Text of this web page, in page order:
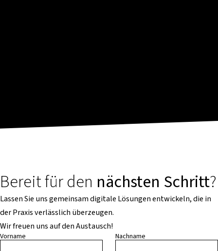
Bereit für den nächsten Schritt?
Lassen Sie uns gemeinsam digitale Lösungen entwickeln, die in
der Praxis verlässlich überzeugen.
Wir freuen uns auf den Austausch!
Vorname Nachname